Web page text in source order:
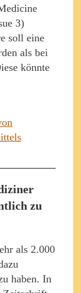
3)
soll eine
als bei
könnte
zu
als 2.000
haben. In